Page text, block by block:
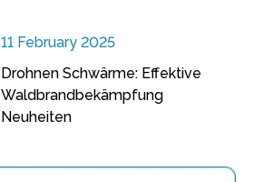
11 February 2025
Drohnen Schwärme: Effektive
Waldbrandbekämpfung
Neuheiten